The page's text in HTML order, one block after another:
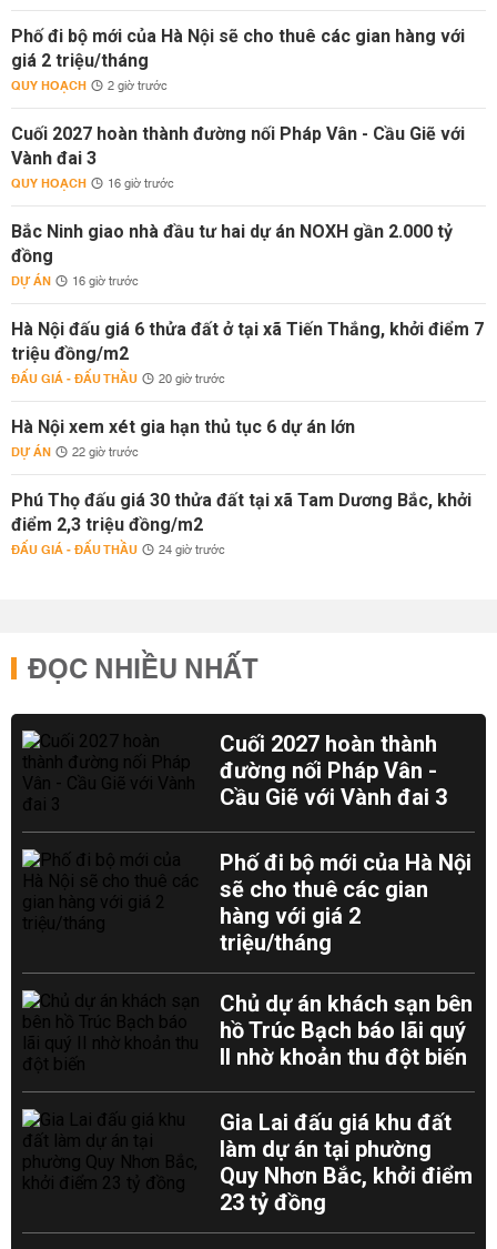
Phố đi bộ mới của Hà Nội sẽ cho thuê các gian hàng với
giá 2 triệu/tháng
QUY HOẠCH 2 giờ trước
Cuối 2027 hoàn thành đường nối Pháp Vân - Cầu Giẽ với
Vành đai 3
QUY HOẠCH 16 giờ trước
Bắc Ninh giao nhà đầu tư hai dự án NOXH gần 2.000 tỷ
đồng
DỰ ÁN 16 giờ trước
Hà Nội đấu giá 6 thửa đất ở tại xã Tiến Thắng, khởi điểm 7
triệu đồng/m2
ĐẤU GIÁ - ĐẤU THẦU 20 giờ trước
Hà Nội xem xét gia hạn thủ tục 6 dự án lớn
DỰ ÁN 22 giờ trước
Phú Thọ đấu giá 30 thửa đất tại xã Tam Dương Bắc, khởi
điểm 2,3 triệu đồng/m2
ĐẤU GIÁ - ĐẤU THẦU 24 giờ trước
ĐỌC NHIỀU NHẤT
Cuối 2027 hoàn thành
đường nối Pháp Vân -
Cầu Giẽ với Vành đai 3
Phố đi bộ mới của Hà Nội
sẽ cho thuê các gian
hàng với giá 2
triệu/tháng
Chủ dự án khách sạn bên
hồ Trúc Bạch báo lãi quý
II nhờ khoản thu đột biến
Gia Lai đấu giá khu đất
làm dự án tại phường
Quy Nhơn Bắc, khởi điểm
23 tỷ đồng